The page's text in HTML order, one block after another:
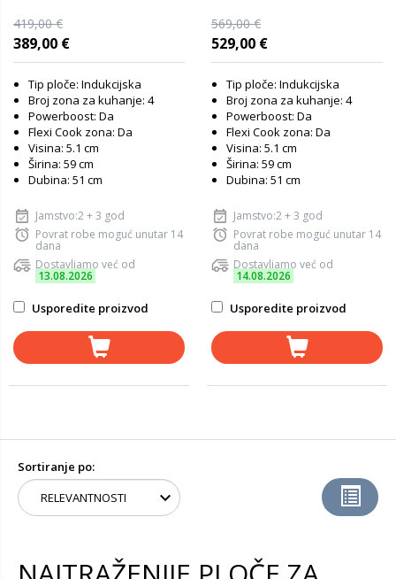
419,00 €
389,00 €
Tip ploče: Indukcijska
Broj zona za kuhanje: 4
Powerboost: Da
Flexi Cook zona: Da
Visina: 5.1 cm
Širina: 59 cm
Dubina: 51 cm
Jamstvo:2 + 3 god
Povrat robe moguć unutar 14
dana
Dostavljamo već od
13.08.2026
Usporedite proizvod
569,00 €
529,00 €
Tip ploče: Indukcijska
Broj zona za kuhanje: 4
Powerboost: Da
Flexi Cook zona: Da
Visina: 5.1 cm
Širina: 59 cm
Dubina: 51 cm
Jamstvo:2 + 3 god
Povrat robe moguć unutar 14
dana
Dostavljamo već od
14.08.2026
Usporedite proizvod
Sortiranje po: